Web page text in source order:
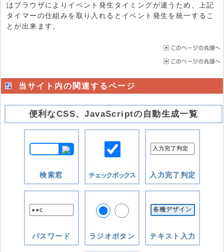
はブラウザによりイベント発生タイミングが違うため、上記
タイマーの仕組みを取り入れるとイベント発生を統一するこ
とが出来ます。
当サイト内の関連するページ
便利なCSS、JavaScriptの自動生成一覧
検索窓 チェックボックス 入力完了判定
パスワード ラジオボタン テキスト入力